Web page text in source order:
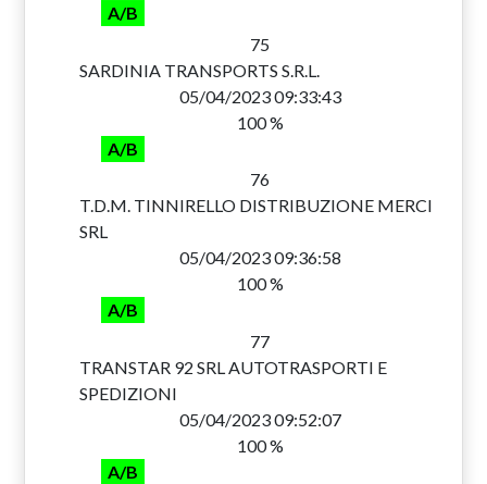
A/B
75
SARDINIA TRANSPORTS S.R.L.
05/04/2023 09:33:43
100 %
A/B
76
T.D.M. TINNIRELLO DISTRIBUZIONE MERCI
SRL
05/04/2023 09:36:58
100 %
A/B
77
TRANSTAR 92 SRL AUTOTRASPORTI E
SPEDIZIONI
05/04/2023 09:52:07
100 %
A/B